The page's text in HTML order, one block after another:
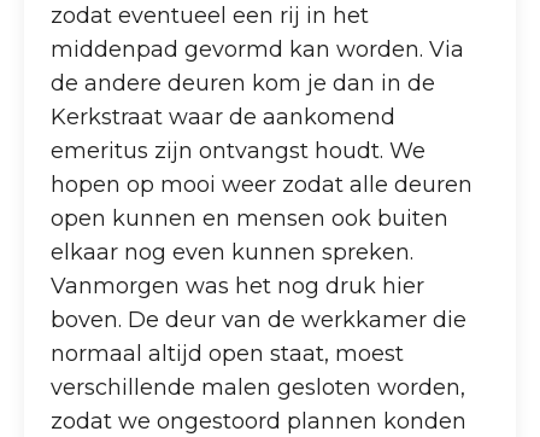
zodat eventueel een rij in het
middenpad gevormd kan worden. Via
de andere deuren kom je dan in de
Kerkstraat waar de aankomend
emeritus zijn ontvangst houdt. We
hopen op mooi weer zodat alle deuren
open kunnen en mensen ook buiten
elkaar nog even kunnen spreken.
Vanmorgen was het nog druk hier
boven. De deur van de werkkamer die
normaal altijd open staat, moest
verschillende malen gesloten worden,
zodat we ongestoord plannen konden